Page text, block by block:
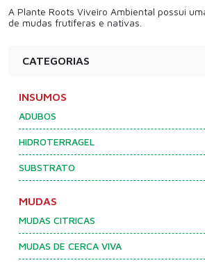
CATEGORIAS
INSUMOS
ADUBOS
HIDROTERRAGEL
SUBSTRATO
MUDAS
MUDAS CITRICAS
MUDAS DE CERCA VIVA
A Plante Roots Viveiro Ambiental possui
de mudas frutíferas e nativas.